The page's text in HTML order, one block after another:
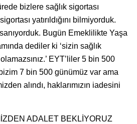
bizlere sağlık sigortası
yatırıldığını bilmiyorduk.
Bugün Emeklilikte Yaşa
dediler ki ‘sizin sağlık
EYT’liler 5 bin 500
7 bin 500 günümüz var ama
alındı, haklarımızın iadesini
ADALET BEKLİYORUZ